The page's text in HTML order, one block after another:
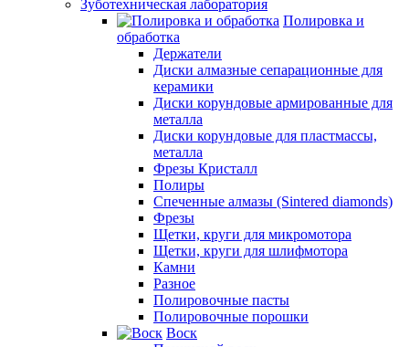
Зуботехническая лаборатория
Полировка и
обработка
Держатели
Диски алмазные сепарационные для
керамики
Диски корундовые армированные для
металла
Диски корундовые для пластмассы,
металла
Фрезы Кристалл
Полиры
Спеченные алмазы (Sintered diamonds)
Фрезы
Щетки, круги для микромотора
Щетки, круги для шлифмотора
Камни
Разное
Полировочные пасты
Полировочные порошки
Воск